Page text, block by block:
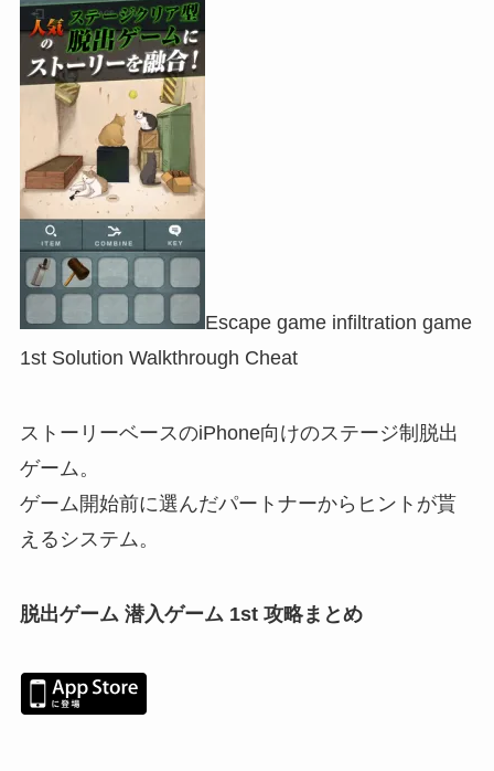
Escape game infiltration game
1st Solution Walkthrough Cheat
ストーリーベースのiPhone向けのステージ制脱出
ゲーム。
ゲーム開始前に選んだパートナーからヒントが貰
えるシステム。
脱出ゲーム 潜入ゲーム 1st 攻略まとめ